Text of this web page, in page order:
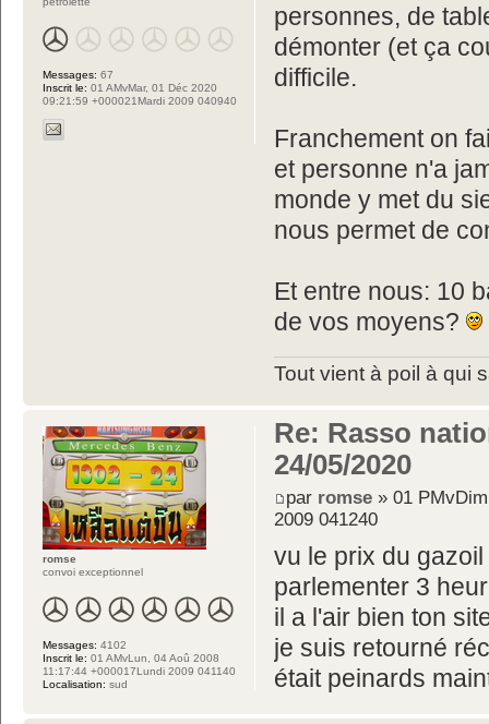
personnes, de
démonter (et ça
difficile.
Franchement on
et personne n'a
monde y met du
nous permet de
Et entre nous: 10
de vos moyens?
Tout vient à poil à qui
Messages: 67
Inscrit le: 01 AMvMar, 01 Déc 2020
09:21:59 +000021Mardi 2009 040940
Re: Rasso
24/05/2020
par romse » 01
2009 041240
vu le prix du
parlementer 3
il a l'air bien ton
je suis retourné
était peinards
romse
convoi exceptionnel
Messages: 4102
Inscrit le: 01 AMvLun, 04 Aoû 2008
11:17:44 +000017Lundi 2009 041140
Localisation: sud